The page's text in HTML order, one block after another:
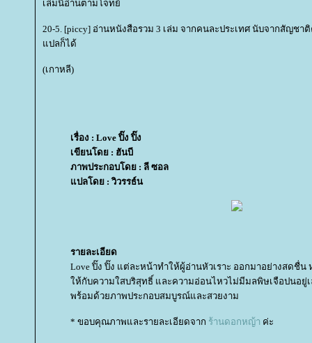
เล่มนี้อ่านตามโจทย์
20-5. [piccy] อ่านหนังสือรวม 3 เล่ม จากคนละประเทศ นับจากสัญช
ปลก็ได้
(เกาหลี)
เรื่อง : Love ปิ๊ง ปิ๊ง
เขียนโดย : ฮันบี
ภาพประกอบโดย : ลี ซอล
ปลโดย : วิวรรธ์น
รายละเอียด
Love ปิ๊ง ปิ๊ง แต่ละหน้าทำให้ผู้อ่านหัวเราะ ออกมาอย่างสดชื่น
ห้กับความใสบริสุทธิ์ และความอ่อนไหวไม่มีมลพิษเจือปนอยู่
พร้อมด้วยภาพประกอบสมบูรณ์และสวยงาม
* ขอบคุณภาพและรายละเอียดจาก ร้านดอกหญ้า ค่ะ